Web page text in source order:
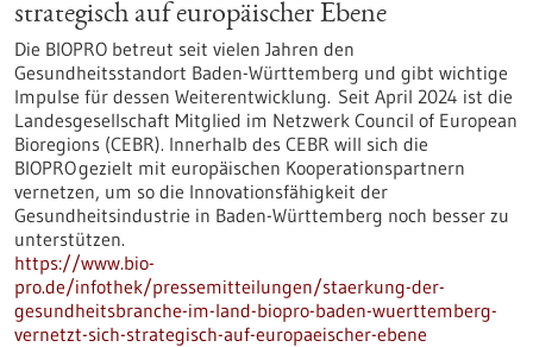
strategisch auf europäischer Ebene
Die BIOPRO betreut seit vielen Jahren den
Gesundheitsstandort Baden-Württemberg und gibt wichtige
Impulse für dessen Weiterentwicklung. Seit April 2024 ist die
Landesgesellschaft Mitglied im Netzwerk Council of European
Bioregions (CEBR). Innerhalb des CEBR will sich die
BIOPRO gezielt mit europäischen Kooperationspartnern
vernetzen, um so die Innovationsfähigkeit der
Gesundheitsindustrie in Baden-Württemberg noch besser zu
unterstützen.
https://www.bio-
pro.de/infothek/pressemitteilungen/staerkung-der-
gesundheitsbranche-im-land-biopro-baden-wuerttemberg-
vernetzt-sich-strategisch-auf-europaeischer-ebene